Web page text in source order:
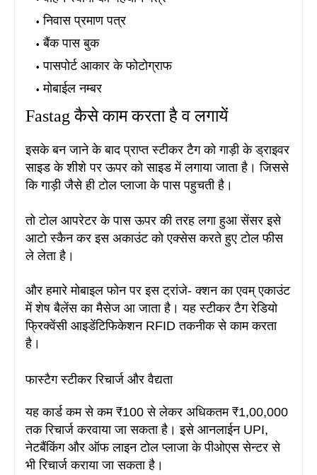
निवास प्रमाण पत्र
बैंक पास बुक
पासपोर्ट आकार के फोटोग्राफ
मोबाईल नम्बर
Fastag कैसे काम करता है व लगायें
इसके बन जाने के बाद प्राप्त स्टीकर टैग को गाड़ी के ड्राइवर
साइड के शीशे पर ऊपर को साइड में लगाया जाता है। जिससे
कि गाड़ी जैसे ही टोल प्लाजा के पास पहुचती है ।
तो टोल आपरेटर के पास ऊपर की तरह लगा हुआ सेंसर इसे
आटो स्कैन कर इस अकाउंट को एक्सेस करते हुए टोल फीस
ले लेता है ।
और हमारे मोबाइल फोन पर इस ट्रांजे- क्शन का एवम् एकाउंट
में शेष बैलेंस का मैसेज आ जाता है । यह स्टीकर टैग रेडियो
फ्रिक्वेंसी आइडेंटिफिकेशन RFID तकनीक से काम करता
है ।
फास्टैग स्टीकर रिचार्ज और वैद्यता
यह कार्ड कम से कम ₹100 से लेकर अधिकतम ₹1,00,000
तक रिचार्ज करवाया जा सकता है । इसे आनलाईन UPI,
नेटबैंकिंग और ऑफ लाइन टोल प्लाजा के पीओएस सेन्टर से
भी रिचार्ज कराया जा सकता है ।